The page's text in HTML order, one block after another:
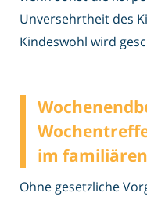
Unversehrtheit des
Kindeswohl wird
im
Ohne gesetzliche